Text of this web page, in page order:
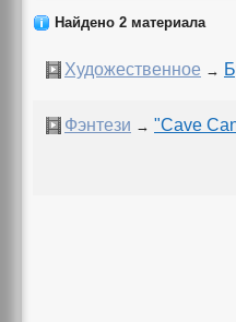
Найдено 2 материала
Художественное →
Фэнтези → "Cave